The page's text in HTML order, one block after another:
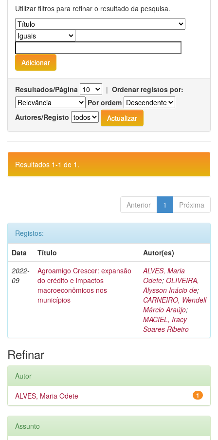
Utilizar filtros para refinar o resultado da pesquisa.
Resultados/Página | Ordenar registos por:
Por ordem
Autores/Registo
Resultados 1-1 de 1.
Anterior 1 Próxima
Registos:
Data
Título
Autor(es)
2022-
09
Agroamigo Crescer: expansão
do crédito e impactos
macroeconômicos nos
municípios
ALVES, Maria
Odete; OLIVEIRA,
Alysson Inácio de;
CARNEIRO, Wendell
Márcio Araújo;
MACIEL, Iracy
Soares Ribeiro
Refinar
Autor
1
ALVES, Maria Odete
Assunto